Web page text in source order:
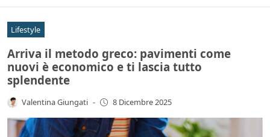
Lifestyle
Arriva il metodo greco: pavimenti come
nuovi è economico e ti lascia tutto
splendente
Valentina Giungati - 8 Dicembre 2025